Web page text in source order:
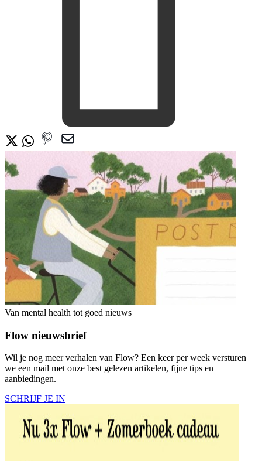
Van mental health tot goed nieuws
Flow nieuwsbrief
Wil je nog meer verhalen van Flow? Een keer per week versturen
we een mail met onze best gelezen artikelen, fijne tips en
aanbiedingen.
SCHRIJF JE IN